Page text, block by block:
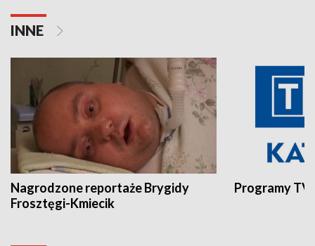
INNE
Nagrodzone reportaże Brygidy
Frosztęgi-Kmiecik
Programy